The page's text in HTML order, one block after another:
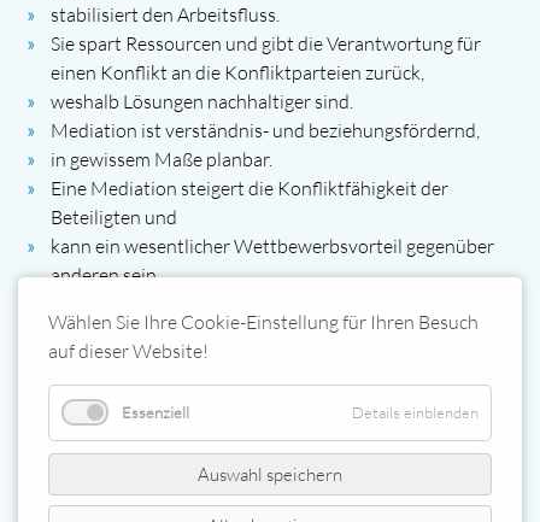
stabilisiert den Arbeitsfluss.
Sie spart Ressourcen und gibt die Verantwortung für
einen Konflikt an die Konfliktparteien zurück,
weshalb Lösungen nachhaltiger sind.
Mediation ist verständnis- und beziehungsfördernd,
in gewissem Maße planbar.
Eine Mediation steigert die Konfliktfähigkeit der
Beteiligten und
kann ein wesentlicher Wettbewerbsvorteil gegenüber
anderen sein.
beginnen.
Im Vergleich mit einer gerichtlichen
Auseinandersetzung ist sie kurz und
kostengünstig.
Die von den Konfliktpartner:innen selbst entwickelten
Lösungen sind nachhaltige Lösungen, weil sie von ihnen
als "gerecht" empfunden werden.
Wählen Sie Ihre Cookie-Einstellung für Ihren Besuch
auf dieser Website!
Essenziell Details einblenden
Auswahl speichern